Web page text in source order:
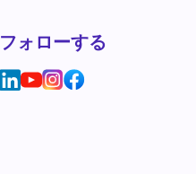
フォローする